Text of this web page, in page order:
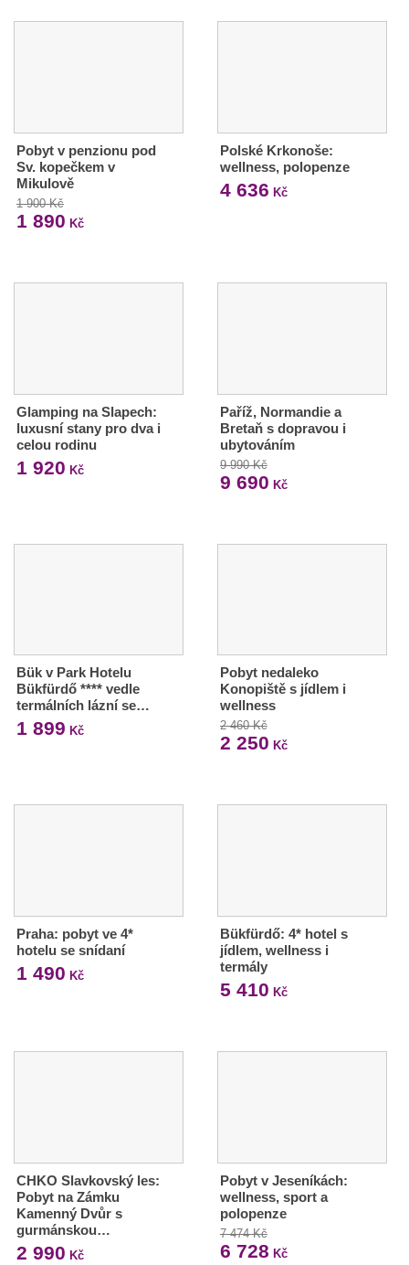
Pobyt v penzionu pod
Sv. kopečkem v
Mikulově
1 900 Kč
1 890 Kč
Polské Krkonoše:
wellness, polopenze
4 636 Kč
Glamping na Slapech:
luxusní stany pro dva i
celou rodinu
1 920 Kč
Paříž, Normandie a
Bretaň s dopravou i
ubytováním
9 990 Kč
9 690 Kč
Bük v Park Hotelu
Bükfürdő **** vedle
termálních lázní se…
1 899 Kč
Pobyt nedaleko
Konopiště s jídlem i
wellness
2 460 Kč
2 250 Kč
Praha: pobyt ve 4*
hotelu se snídaní
1 490 Kč
Bükfürdő: 4* hotel s
jídlem, wellness i
termály
5 410 Kč
CHKO Slavkovský les:
Pobyt na Zámku
Kamenný Dvůr s
gurmánskou…
2 990 Kč
Pobyt v Jeseníkách:
wellness, sport a
polopenze
7 474 Kč
6 728 Kč